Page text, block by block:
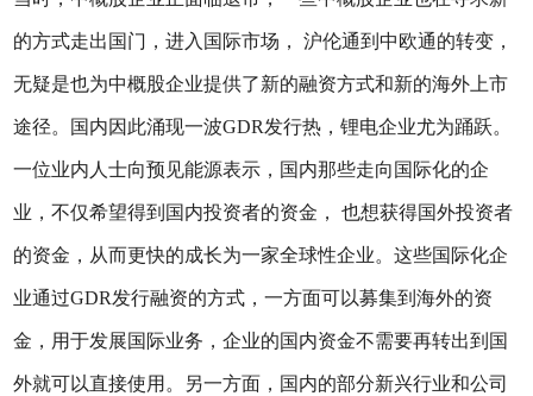
的方式走出国门，进入国际市场， 沪伦通到中欧通的转变，
无疑是也为中概股企业提供了新的融资方式和新的海外上市
途径。国内因此涌现一波GDR发行热，锂电企业尤为踊跃。
一位业内人士向预见能源表示，国内那些走向国际化的企
业，不仅希望得到国内投资者的资金， 也想获得国外投资者
的资金，从而更快的成长为一家全球性企业。这些国际化企
业通过GDR发行融资的方式，一方面可以募集到海外的资
金，用于发展国际业务，企业的国内资金不需要再转出到国
外就可以直接使用。另一方面，国内的部分新兴行业和公司